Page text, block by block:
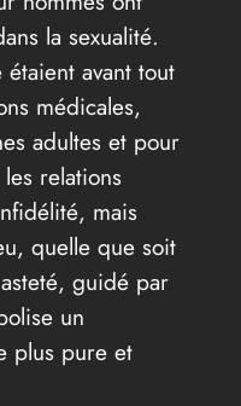
la sexualité.
avant tout
médicales,
adultes et pour
relations
mais
quelle que soit
guidé par
un
plus pure et